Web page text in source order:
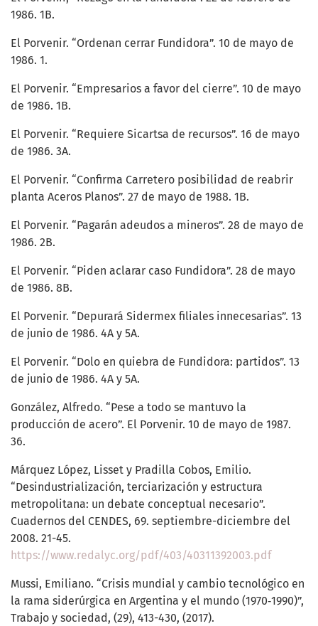
1986. 1B.
El Porvenir. “Ordenan cerrar Fundidora”. 10 de mayo de
1986. 1.
El Porvenir. “Empresarios a favor del cierre”. 10 de mayo
de 1986. 1B.
El Porvenir. “Requiere Sicartsa de recursos”. 16 de mayo
de 1986. 3A.
El Porvenir. “Confirma Carretero posibilidad de reabrir
planta Aceros Planos”. 27 de mayo de 1988. 1B.
El Porvenir. “Pagarán adeudos a mineros”. 28 de mayo de
1986. 2B.
El Porvenir. “Piden aclarar caso Fundidora”. 28 de mayo
de 1986. 8B.
El Porvenir. “Depurará Sidermex filiales innecesarias”. 13
de junio de 1986. 4A y 5A.
El Porvenir. “Dolo en quiebra de Fundidora: partidos”. 13
de junio de 1986. 4A y 5A.
González, Alfredo. “Pese a todo se mantuvo la
producción de acero”. El Porvenir. 10 de mayo de 1987.
36.
Márquez López, Lisset y Pradilla Cobos, Emilio.
“Desindustrialización, terciarización y estructura
metropolitana: un debate conceptual necesario”.
Cuadernos del CENDES, 69. septiembre-diciembre del
2008. 21-45.
https://www.redalyc.org/pdf/403/40311392003.pdf
Mussi, Emiliano. “Crisis mundial y cambio tecnológico en
la rama siderúrgica en Argentina y el mundo (1970‐1990)”,
Trabajo y sociedad, (29), 413-430, (2017).